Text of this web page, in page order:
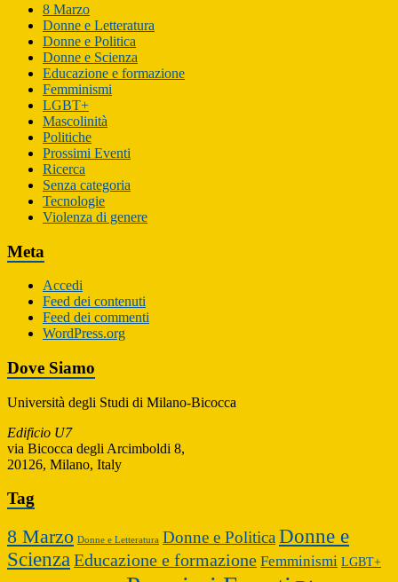
8 Marzo
Donne e Letteratura
Donne e Politica
Donne e Scienza
Educazione e formazione
Femminismi
LGBT+
Mascolinità
Politiche
Prossimi Eventi
Ricerca
Senza categoria
Tecnologie
Violenza di genere
Meta
Accedi
Feed dei contenuti
Feed dei commenti
WordPress.org
Dove Siamo
Università degli Studi di Milano-Bicocca
Edificio U7
via Bicocca degli Arcimboldi 8,
20126, Milano, Italy
Tag
8 Marzo Donne e Letteratura Donne e Politica Donne e
ScienzaEducazione e formazione Femminismi LGBT+